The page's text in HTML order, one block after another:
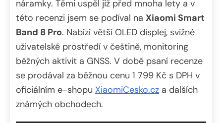
náramky. Těmi uspěl již před mnoha lety a v
této recenzi jsem se podíval na Xiaomi Smart
Band 8 Pro. Nabízí větší OLED displej, svižné
uživatelské prostředí v češtině, monitoring
běžných aktivit a GNSS. V době psaní recenze
se prodával za běžnou cenu 1 799 Kč s DPH v
oficiálním e-shopu XiaomiCesko.cz a dalších
známých obchodech.